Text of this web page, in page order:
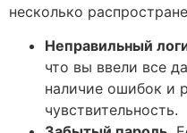
несколько
Неправильный
что вы ввели все
наличие ошибок и
чувствительность.